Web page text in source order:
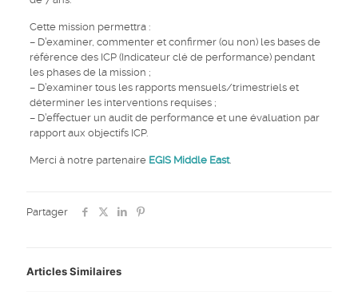
Cette mission permettra :
– D’examiner, commenter et confirmer (ou non) les bases de
référence des ICP (Indicateur clé de performance) pendant
les phases de la mission ;
– D’examiner tous les rapports mensuels/trimestriels et
déterminer les interventions requises ;
– D’effectuer un audit de performance et une évaluation par
rapport aux objectifs ICP.
Merci à notre partenaire EGIS Middle East.
Partager
Articles Similaires